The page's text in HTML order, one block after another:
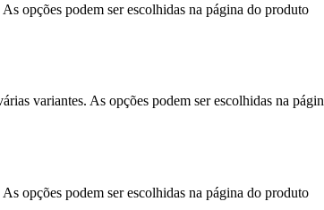
opções podem ser escolhidas na página do produto
variantes. As opções podem ser escolhidas na
opções podem ser escolhidas na página do produto